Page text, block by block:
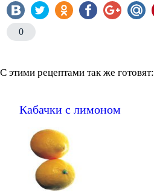
0
С этими рецептами так же готовят:
Кабачки с лимоном